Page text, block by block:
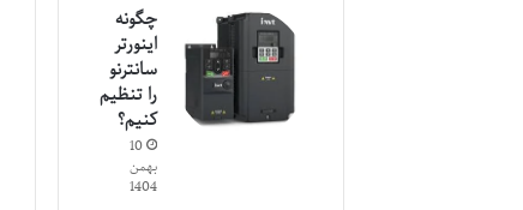
چگونه
اینورتر
سانترنو
را تنظیم
کنیم؟
10
بهمن
1404